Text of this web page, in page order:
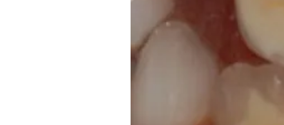
фотодинамична терапия